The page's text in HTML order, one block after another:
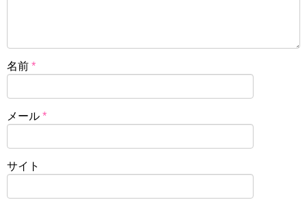
名前 *
メール *
サイト